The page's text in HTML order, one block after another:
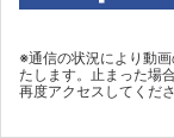
※通信の状況により動
たします。止まった場
再度アクセスしてくださ